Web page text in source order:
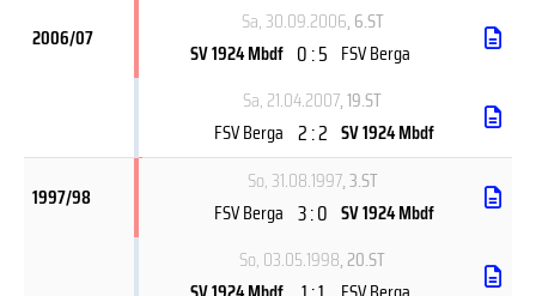
2006/07
Sa, 30.09.2006, 6.ST
SV 1924 Mbdf 0 : 5 FSV Berga
Sa, 21.04.2007, 19.ST
FSV Berga 2 : 2 SV 1924 Mbdf
1997/98
So, 31.08.1997, 3.ST
FSV Berga 3 : 0 SV 1924 Mbdf
So, 03.05.1998, 20.ST